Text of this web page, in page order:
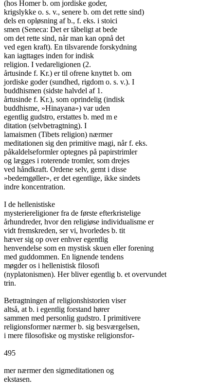
(hos Homer b. om jordiske goder,
krigslykke o. s. v., senere b. om det rette sind)
dels en opløsning af b., f. eks. i stoici
smen (Seneca: Det er tåbeligt at bede
om det rette sind, når man kan opnå det
ved egen kraft). En tilsvarende forskydning
kan iagttages inden for indisk
religion. I vedareligionen (2.
årtusinde f. Kr.) er til ofrene knyttet b. om
jordiske goder (sundhed, rigdom o. s. v.). I
buddhismen (sidste halvdel af 1.
årtusinde f. Kr.), som oprindelig (indisk
buddhisme, »Hinayana») var uden
egentlig gudstro, erstattes b. med m e
ditation (selvbetragtning). I
lamaismen (Tibets religion) nærmer
meditationen sig den primitive magi, når f. eks.
påkaldelseformler optegnes på papirstrimler
og lægges i roterende tromler, som drejes
ved håndkraft. Ordene selv, gemt i disse
»bedemgøller», er det egentlige, ikke sindets
indre koncentration.
I de hellenistiske
mysteriereligioner fra de første efterkristelige
århundreder, hvor den religiøse individualisme er
vidt fremskreden, ser vi, hvorledes b. tit
hæver sig op over enhver egentlig
henvendelse som en mystisk skuen eller forening
med guddommen. En lignende tendens
møgder os i hellenistisk filosofi
(nyplatonismen). Her bliver egentlig b. et overvundet
trin.
Betragtningen af religionshistorien viser
altså, at b. i egentlig forstand hører
sammen med personlig gudstro. I primitivere
religionsformer nærmer b. sig besværgelsen,
i mere filosofiske og mystiske religionsfor-
495
mer nærmer den sigmeditationen og
ekstasen.